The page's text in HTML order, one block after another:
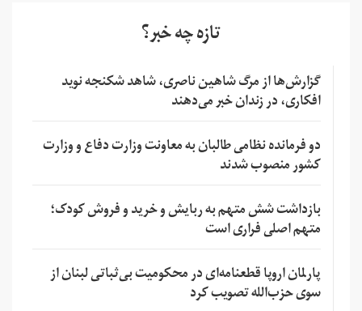
تازه چه خبر؟
گزارش‌ها از مرگ شاهین ناصری، شاهد شکنجه نوید
افکاری، در زندان خبر می‌دهند
دو فرمانده نظامی طالبان به معاونت وزارت دفاع و وزارت
کشور منصوب شدند
بازداشت شش متهم به ربایش و خرید و فروش کودک؛
متهم اصلی فراری است
پارلمان اروپا قطعنامه‌ای در محکومیت بی‌ثباتی لبنان از
سوی حزب‌الله تصویب کرد